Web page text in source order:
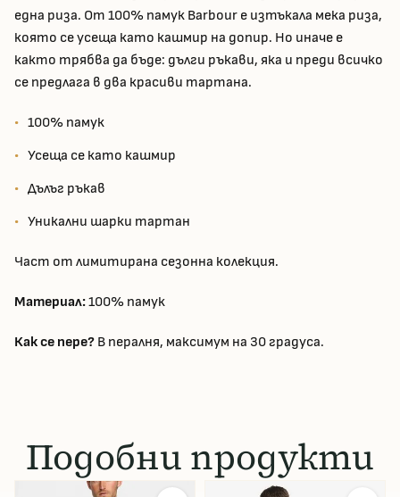
една риза. От 100% памук Barbour е изтъкала мека риза,
която се усеща като кашмир на допир. Но иначе е
както трябва да бъде: дълги ръкави, яка и преди всичко
се предлага в два красиви тартана.
100% памук
Усеща се като кашмир
Дълъг ръкав
Уникални шарки тартан
Част от лимитирана сезонна колекция.
Материал:100% памук
Как се пере? В пералня, максимум на 30 градуса.
Подобни продукти